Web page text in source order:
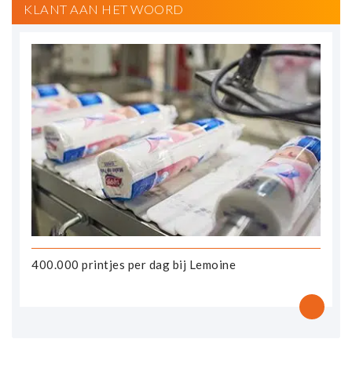
KLANT AAN HET WOORD
400.000 printjes per dag bij Lemoine